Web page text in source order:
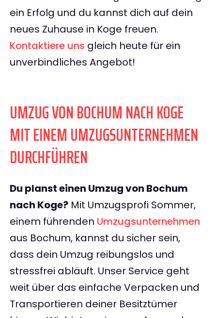
ein Erfolg und du kannst dich auf dein
neues Zuhause in Koge freuen.
Kontaktiere uns gleich heute für ein
unverbindliches Angebot!
UMZUG VON BOCHUM NACH KOGE
MIT EINEM UMZUGSUNTERNEHMEN
DURCHFÜHREN
Du planst einen Umzug von Bochum
nach Koge? Mit Umzugsprofi Sommer,
einem führenden Umzugsunternehmen
aus Bochum, kannst du sicher sein,
dass dein Umzug reibungslos und
stressfrei abläuft. Unser Service geht
weit über das einfache Verpacken und
Transportieren deiner Besitztümer